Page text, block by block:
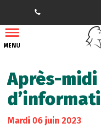
MENU
Après-
Mardi 06 juin 2023